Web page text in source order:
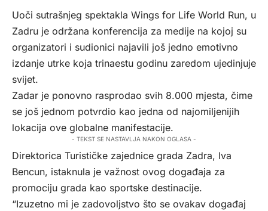
Uoči sutrašnjeg spektakla Wings for Life World Run, u
Zadru je održana konferencija za medije na kojoj su
organizatori i sudionici najavili još jedno emotivno
izdanje utrke koja trinaestu godinu zaredom ujedinjuje
svijet.
Zadar je ponovno rasprodao svih 8.000 mjesta, čime
se još jednom potvrdio kao jedna od najomiljenijih
lokacija ove globalne manifestacije.
- TEKST SE NASTAVLJA NAKON OGLASA -
Direktorica Turističke zajednice grada Zadra, Iva
Bencun, istaknula je važnost ovog događaja za
promociju grada kao sportske destinacije.
“Izuzetno mi je zadovoljstvo što se ovakav događaj